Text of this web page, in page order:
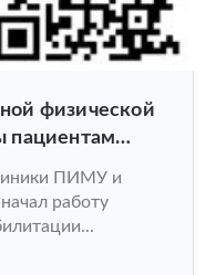
физической
пациентам
ПИМУ
ПИМУ и
работу